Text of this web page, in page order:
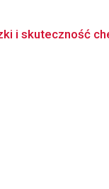
i skuteczność